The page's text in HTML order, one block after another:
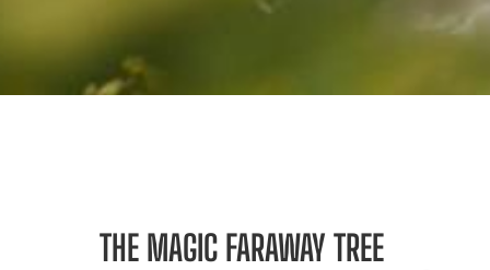
THE MAGIC FARAWAY TREE